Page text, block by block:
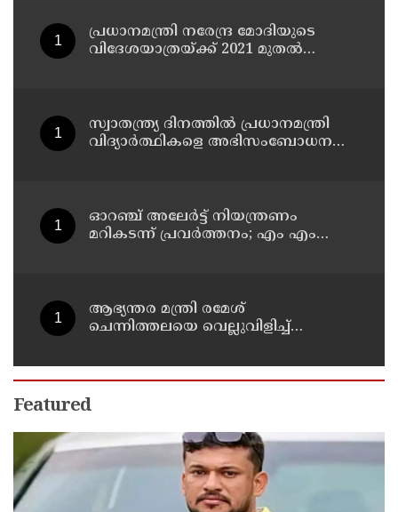
പ്രധാനമന്ത്രി നരേന്ദ്ര മോദിയുടെ
വിദേശയാത്രയ്ക്ക് 2021 മുതല്‍
സ്വാതന്ത്ര്യ ദിനത്തില്‍ പ്രധാനമന്ത്രി
വിദ്യാര്‍ത്ഥികളെ അഭിസംബോധന
ഓറഞ്ച് അലേര്‍ട്ട് നിയന്ത്രണം
മറികടന്ന് പ്രവര്‍ത്തനം; എം എം
ആഭ്യന്തര മന്ത്രി രമേശ്
ചെന്നിത്തലയെ വെല്ലുവിളിച്ച്
വളർന്ന പാർട്ടി വേറെയാണ് !
Featured